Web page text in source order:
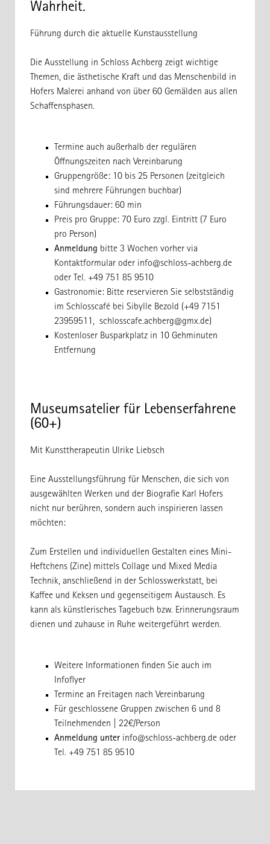
Wahrheit.
Führung durch die aktuelle Kunstausstellung
Die Ausstellung in Schloss Achberg zeigt wichtige
Themen, die ästhetische Kraft und das Menschenbild in
Hofers Malerei anhand von über 60 Gemälden aus allen
Schaffensphasen.
Termine auch außerhalb der regulären
Öffnungszeiten nach Vereinbarung
Gruppengröße: 10 bis 25 Personen (zeitgleich
sind mehrere Führungen buchbar)
Führungsdauer: 60 min
Preis pro Gruppe: 70 Euro zzgl. Eintritt (7 Euro
pro Person)
Anmeldung bitte 3 Wochen vorher via
Kontaktformular oder info@schloss-achberg.de
oder Tel. +49 751 85 9510
Gastronomie: Bitte reservieren Sie selbstständig
im Schlosscafé bei Sibylle Bezold (+49 7151
23959511, schlosscafe.achberg@gmx.de)
Kostenloser Busparkplatz in 10 Gehminuten
Entfernung
Museumsatelier für Lebenserfahrene
(60+)
Mit Kunsttherapeutin Ulrike Liebsch
Eine Ausstellungsführung für Menschen, die sich von
ausgewählten Werken und der Biografie Karl Hofers
nicht nur berühren, sondern auch inspirieren lassen
möchten:
Zum Erstellen und individuellen Gestalten eines Mini-
Heftchens (Zine) mittels Collage und Mixed Media
Technik, anschließend in der Schlosswerkstatt, bei
Kaffee und Keksen und gegenseitigem Austausch. Es
kann als künstlerisches Tagebuch bzw. Erinnerungsraum
dienen und zuhause in Ruhe weitergeführt werden.
Weitere Informationen finden Sie auch im
Infoflyer
Termine an Freitagen nach Vereinbarung
Für geschlossene Gruppen zwischen 6 und 8
Teilnehmenden | 22€/Person
Anmeldung unter info@schloss-achberg.de oder
Tel. +49 751 85 9510